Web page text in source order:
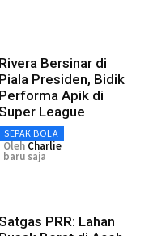
Rivera Bersinar di
Piala Presiden, Bidik
Performa Apik di
League
SEPAK BOLA
Oleh Charlie
baru saja
PRR: Lahan